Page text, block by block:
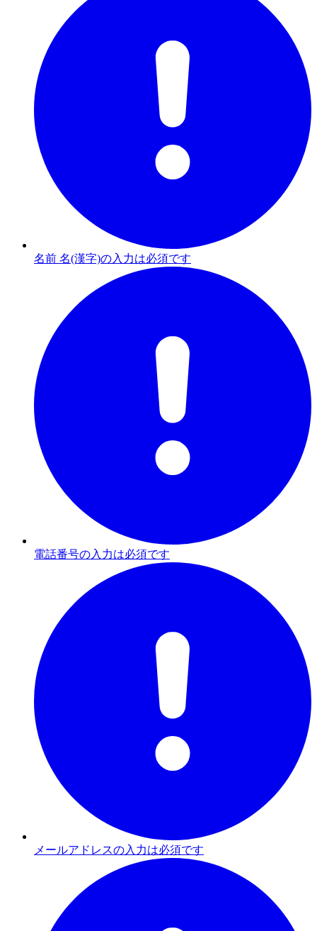
名前 名(漢字)の入力は必須です
電話番号の入力は必須です
メールアドレスの入力は必須です